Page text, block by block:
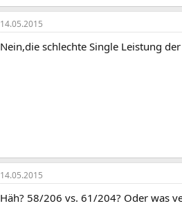
14.05.2015
Nein,die schlechte Single Leistung
14.05.2015
Häh? 58/206 vs. 61/204? Oder was